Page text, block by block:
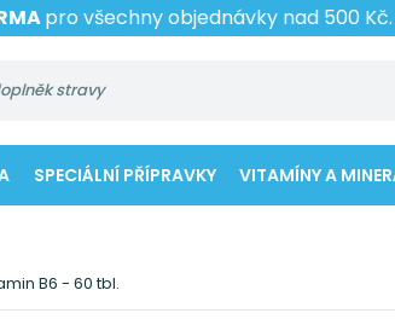
pro všechny objednávky nad 500 Kč.
SPECIÁLNÍ PŘÍPRAVKY VITAMÍNY A
B6 - 60 tbl.